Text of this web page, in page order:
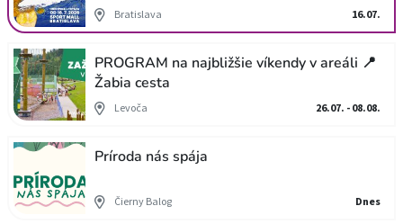
Bratislava 16.07.
PROGRAM na najbližšie víkendy v areáli 📍
Žabia cesta
Levoča 26.07. - 08.08.
Príroda nás spája
Čierny Balog Dnes